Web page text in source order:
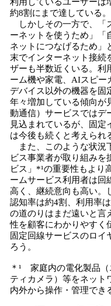
約8割にまで達している。
しかしその一方で、「
ーネットを使うため」「
ネットにつなげるため」
末でインターネット接続
ザーも半数近くいる。利
ーム機や家電、AIスピー
デバイス以外の機器を固
年々増加している傾向が
動通信）サービスではデ
見込まれているが、固
は今後も続くと考えられ
また、このような状況
ビス事業者が取り組みを
ビス」*¹の重要性もより
ームサービス利用者は回
高く、継続意向も高い。
認知率は約4割、利用率
の道のりはまだ遠いと言
性を顧客にわかりやすく
固定回線サービスのロイ
ろう。
＊¹ 家庭内の電化製品（
ティカメラ）等をネット
内外から操作・管理でき